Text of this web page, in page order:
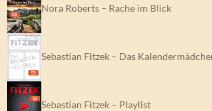
Nora Roberts – Rache im Blick
Sebastian Fitzek – Das
Sebastian Fitzek – Playlist